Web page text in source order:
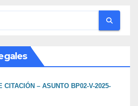
CITACIÓN – ASUNTO BP02-V-2025-